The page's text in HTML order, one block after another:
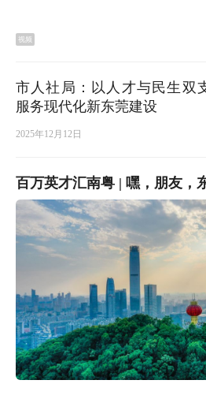
视频
市人社局：以人才与民生双
服务现代化新东莞建设
2025年12月12日
百万英才汇南粤 | 嘿，朋友，